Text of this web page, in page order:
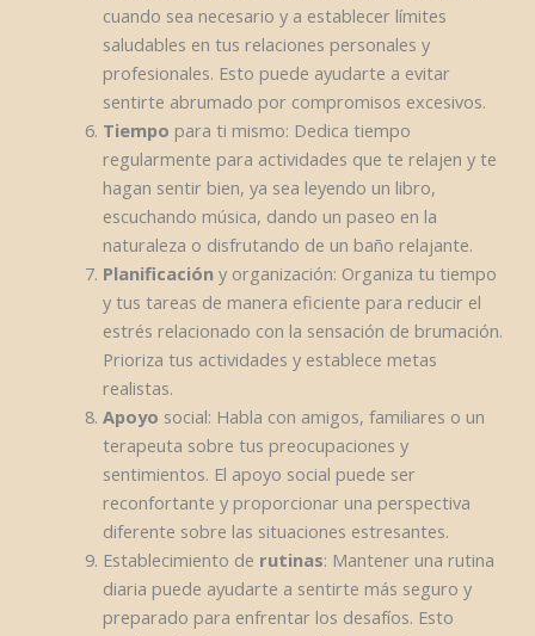
cuando sea necesario y a establecer límites
saludables en tus relaciones personales y
profesionales. Esto puede ayudarte a evitar
sentirte abrumado por compromisos excesivos.
Tiempo para ti mismo: Dedica tiempo
regularmente para actividades que te relajen y te
hagan sentir bien, ya sea leyendo un libro,
escuchando música, dando un paseo en la
naturaleza o disfrutando de un baño relajante.
Planificación y organización: Organiza tu tiempo
y tus tareas de manera eficiente para reducir el
estrés relacionado con la sensación de brumación.
Prioriza tus actividades y establece metas
realistas.
Apoyo social: Habla con amigos, familiares o un
terapeuta sobre tus preocupaciones y
sentimientos. El apoyo social puede ser
reconfortante y proporcionar una perspectiva
diferente sobre las situaciones estresantes.
Establecimiento de rutinas: Mantener una rutina
diaria puede ayudarte a sentirte más seguro y
preparado para enfrentar los desafíos. Esto